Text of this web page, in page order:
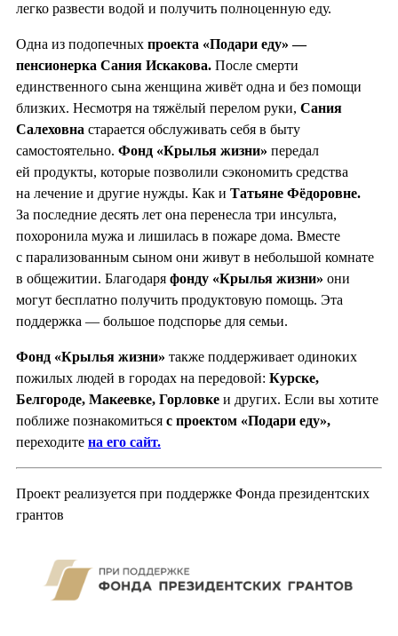
легко развести водой и получить полноценную еду.
Одна из подопечных проекта «Подари еду» —
пенсионерка Сания Искакова. После смерти
единственного сына женщина живёт одна и без помощи
близких. Несмотря на тяжёлый перелом руки, Сания
Салеховна старается обслуживать себя в быту
самостоятельно. Фонд «Крылья жизни» передал
ей продукты, которые позволили сэкономить средства
на лечение и другие нужды. Как и Татьяне Фёдоровне.
За последние десять лет она перенесла три инсульта,
похоронила мужа и лишилась в пожаре дома. Вместе
с парализованным сыном они живут в небольшой комнате
в общежитии. Благодаря фонду «Крылья жизни» они
могут бесплатно получить продуктовую помощь. Эта
поддержка — большое подспорье для семьи.
Фонд «Крылья жизни» также поддерживает одиноких
пожилых людей в городах на передовой: Курске,
Белгороде, Макеевке, Горловке и других. Если вы хотите
поближе познакомиться с проектом «Подари еду»,
переходите на его сайт.
Проект реализуется при поддержке Фонда президентских
грантов